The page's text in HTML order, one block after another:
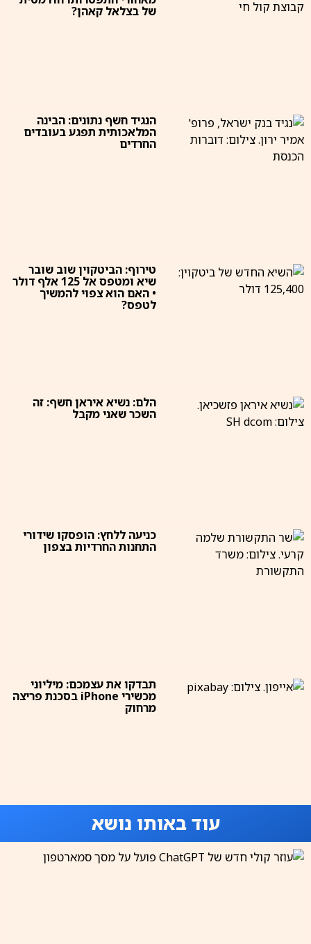
של בצלאל קאהן?
הנגיד חשף נתונים: הבינה
המלאכותית תפגע בעובדים
החרדים
טירוף: הביטקוין שוב שובר
שיא ומטפס אל 125 אלף דולר
• האם הוא צפוי להמשיך
לטפס?
הלם: נשיא איראן חשף: זה
השכר שאני מקבל
כניעה ללחץ: הופסקו שידורי
התחנות החרדיות בצפון
תבדקו את עצמכם: מיליוני
מכשירי iPhone בסכנת פריצה
מרחוק
עוד באותו נושא